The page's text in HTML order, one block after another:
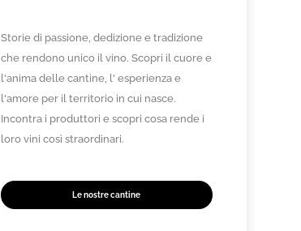
Storie di passione, dedizione e tradizione
che rendono unico il vino. Scopri il cuore e
l'anima delle cantine, l' esperienza e
l'amore per il territorio in cui nasce.
Incontra i produttori e scopri cosa rende i
loro vini così straordinari.
Le nostre cantine